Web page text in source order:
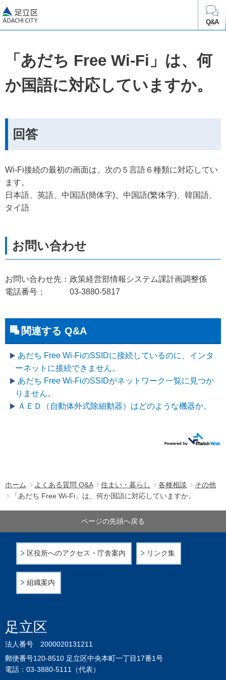
Q&A
ホーム よくある質問 Q&A 住まい・暮らし 各種相談
その他
「あだち Free Wi-Fi」は、何か国語に対応していますか。
「あだち Free Wi-Fi」は、何
か国語に対応していますか。
回答
Wi-Fi接続の最初の画面は、次の５言語６種類に対応してい
ます。
日本語、英語、中国語(簡体字)、中国語(繁体字)、韓国語、
タイ語
お問い合わせ先：政策経営部情報システム課計画調整係
電話番号： 03-3880-5817
関連する Q&A
あだち Free Wi-FiのSSIDに接続しているのに、インタ
ーネットに接続できません。
あだち Free Wi-FiのSSIDがネットワーク一覧に見つか
りません。
ＡＥＤ（自動体外式除細動器）はどのような機器か。
足立区
法人番号 2000020131211
郵便番号120-8510 足立区中央本町一丁目17番1号
電話：03-3880-5111（代表）
区役所へのアクセス・庁舎案内 リンク集
組織案内
ページの先頭へ戻る